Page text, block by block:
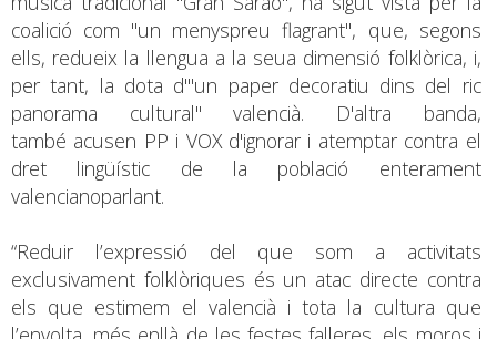
coalició com "un menyspreu flagrant", que, segons
ells, redueix la llengua a la seua dimensió folklòrica, i,
per tant, la dota d'"un paper decoratiu dins del ric
panorama cultural" valencià. D'altra banda,
també acusen PP i VOX d'ignorar i atemptar contra el
dret lingüístic de la població enterament
valencianoparlant.
“Reduir l’expressió del que som a activitats
exclusivament folklòriques és un atac directe contra
els que estimem el valencià i tota la cultura que